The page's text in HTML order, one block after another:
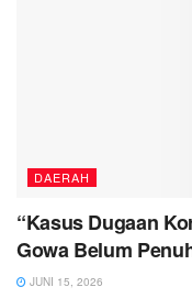
DAERAH
“Kasus Dugaan
Gowa Belum
JUNI 15, 2026